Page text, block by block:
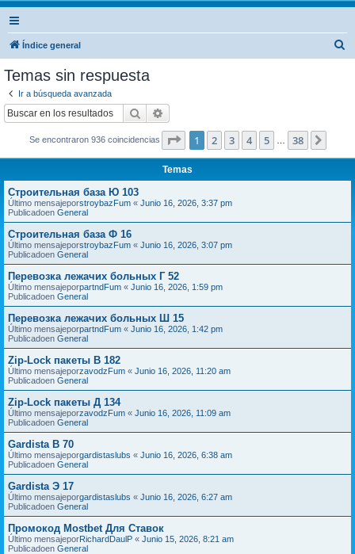
Índice general
Temas sin respuesta
Ir a búsqueda avanzada
Buscar
Se encontraron 936 coincidencias Página de 38
1 2 3 4 5 38
Temas
Строительная база Ю 103
Último mensajeporstroybazFum « Junio 16, 2026, 3:37 pm
Publicadoen General
Строительная база Ф 16
Último mensajeporstroybazFum « Junio 16, 2026, 3:07 pm
Publicadoen General
Перевозка лежачих больных Г 52
Último mensajeporpartndFum « Junio 16, 2026, 1:59 pm
Publicadoen General
Перевозка лежачих больных Ш 15
Último mensajeporpartndFum « Junio 16, 2026, 1:42 pm
Publicadoen General
Zip-Lock пакеты В 182
Último mensajeporzavodzFum « Junio 16, 2026, 11:20 am
Publicadoen General
Zip-Lock пакеты Д 134
Último mensajeporzavodzFum « Junio 16, 2026, 11:09 am
Publicadoen General
Gardista В 70
Último mensajeporgardistaslubs « Junio 16, 2026, 6:38 am
Publicadoen General
Gardista Э 17
Último mensajeporgardistaslubs « Junio 16, 2026, 6:27 am
Publicadoen General
Промокод Mostbet Для Ставок
Último mensajeporRichardDaulP « Junio 15, 2026, 8:21 am
Publicadoen General